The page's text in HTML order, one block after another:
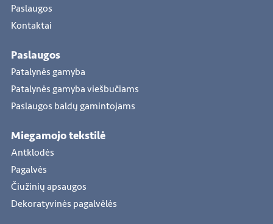
Paslaugos
Kontaktai
Paslaugos
Patalynės gamyba
Patalynės gamyba viešbučiams
Paslaugos baldų gamintojams
Miegamojo tekstilė
Antklodės
Pagalvės
Čiužinių apsaugos
Dekoratyvinės pagalvėlės